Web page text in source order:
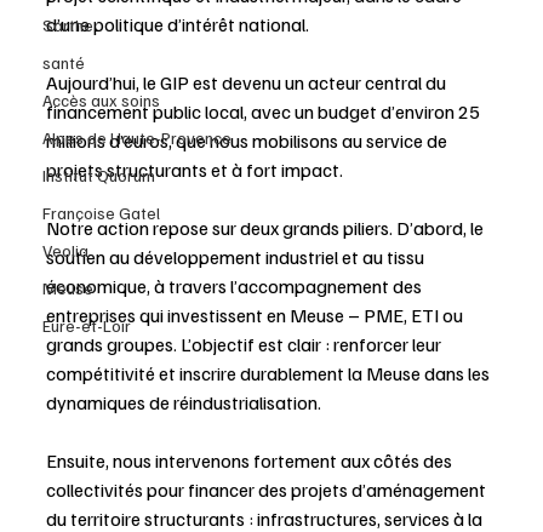
Sarthe
santé
Accès aux soins
Alpes de Haute-Provence
Institut Quorum
Françoise Gatel
Veolia
Meuse
Eure-et-Loir
d’une politique d’intérêt national.
Aujourd’hui, le GIP est devenu un acteur central du
financement public local, avec un budget d’environ 25
millions d’euros, que nous mobilisons au service de
projets structurants et à fort impact.
Notre action repose sur deux grands piliers. D’abord, le
soutien au développement industriel et au tissu
économique, à travers l’accompagnement des
entreprises qui investissent en Meuse – PME, ETI ou
grands groupes. L’objectif est clair : renforcer leur
compétitivité et inscrire durablement la Meuse dans les
dynamiques de réindustrialisation.
Ensuite, nous intervenons fortement aux côtés des
collectivités pour financer des projets d’aménagement
du territoire structurants : infrastructures, services à la